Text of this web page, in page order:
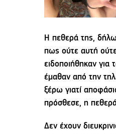
Η πεθερά της,
πως ούτε αυτή
ειδοποιήθηκαν για
έμαθαν από την
ξέρω γιατί
πρόσθεσε, η
Δεν έχουν